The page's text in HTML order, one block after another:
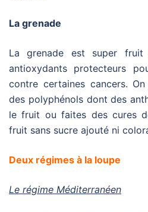
La grenade
La grenade est super fruit
antioxydants protecteurs
contre certaines cancers.
des polyphénols dont des
le fruit ou faites des cures
fruit sans sucre ajouté ni
Deux régimes à la loupe
Le régime Méditerranéen